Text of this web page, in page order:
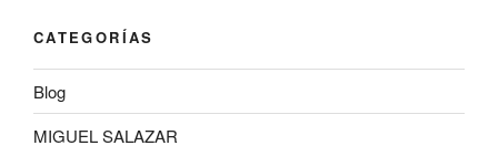
CATEGORÍAS
Blog
MIGUEL SALAZAR